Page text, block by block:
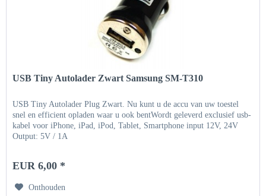
USB Tiny Autolader Zwart Samsung SM-T310
USB Tiny Autolader Plug Zwart. Nu kunt u de accu van uw toestel
snel en efficient opladen waar u ook bentWordt geleverd exclusief usb-
kabel voor iPhone, iPad, iPod, Tablet, Smartphone input 12V, 24V
Output: 5V / 1A
EUR 6,00 *
Onthouden